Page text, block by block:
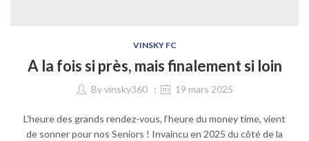
VINSKY FC
A la fois si près, mais finalement si loin
Byvinsky360 19 mars 2025
L’heure des grands rendez-vous, l‘heure du money time, vient
de sonner pour nos Seniors ! Invaincu en 2025 du côté de la